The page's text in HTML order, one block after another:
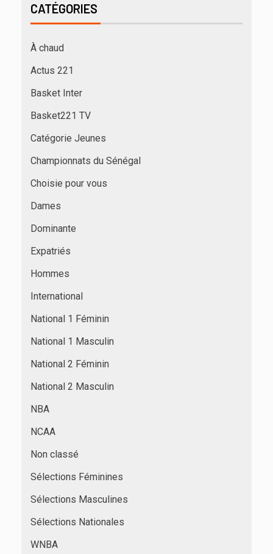
CATÉGORIES
À chaud
Actus 221
Basket Inter
Basket221 TV
Catégorie Jeunes
Championnats du Sénégal
Choisie pour vous
Dames
Dominante
Expatriés
Hommes
International
National 1 Féminin
National 1 Masculin
National 2 Féminin
National 2 Masculin
NBA
NCAA
Non classé
Sélections Féminines
Sélections Masculines
Sélections Nationales
WNBA